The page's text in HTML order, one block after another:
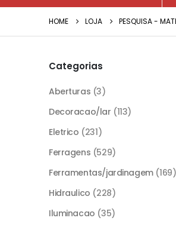
HOME LOJA PESQUISA -
Categorias
Aberturas (3)
Decoracao/lar (113)
Eletrico (231)
Ferragens (529)
Ferramentas/jardinagem (169)
Hidraulico (228)
Iluminacao (35)